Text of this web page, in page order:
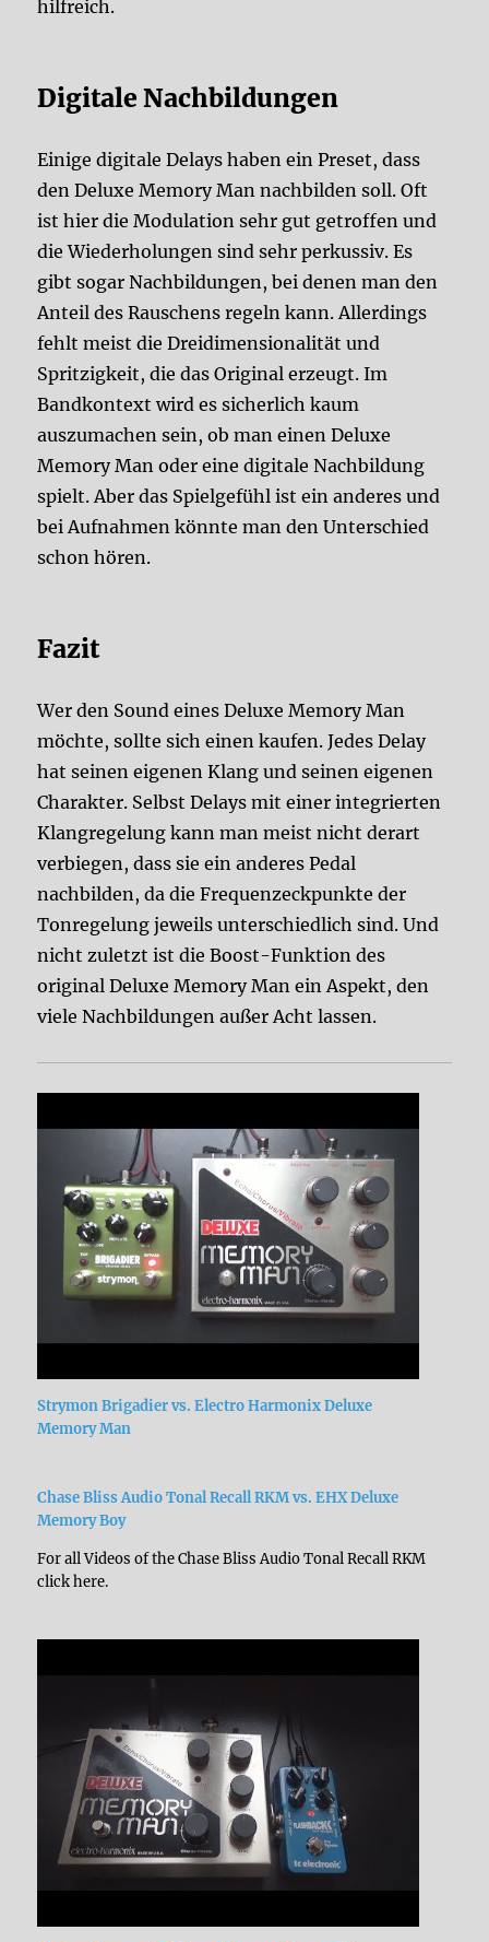
hilfreich.
Digitale Nachbildungen
Einige digitale Delays haben ein Preset, dass
den Deluxe Memory Man nachbilden soll. Oft
ist hier die Modulation sehr gut getroffen und
die Wiederholungen sind sehr perkussiv. Es
gibt sogar Nachbildungen, bei denen man den
Anteil des Rauschens regeln kann. Allerdings
fehlt meist die Dreidimensionalität und
Spritzigkeit, die das Original erzeugt. Im
Bandkontext wird es sicherlich kaum
auszumachen sein, ob man einen Deluxe
Memory Man oder eine digitale Nachbildung
spielt. Aber das Spielgefühl ist ein anderes und
bei Aufnahmen könnte man den Unterschied
schon hören.
Fazit
Wer den Sound eines Deluxe Memory Man
möchte, sollte sich einen kaufen. Jedes Delay
hat seinen eigenen Klang und seinen eigenen
Charakter. Selbst Delays mit einer integrierten
Klangregelung kann man meist nicht derart
verbiegen, dass sie ein anderes Pedal
nachbilden, da die Frequenzeckpunkte der
Tonregelung jeweils unterschiedlich sind. Und
nicht zuletzt ist die Boost-Funktion des
original Deluxe Memory Man ein Aspekt, den
viele Nachbildungen außer Acht lassen.
Strymon Brigadier vs. Electro Harmonix Deluxe
Memory Man
Chase Bliss Audio Tonal Recall RKM vs. EHX Deluxe
Memory Boy
For all Videos of the Chase Bliss Audio Tonal Recall RKM
click here.